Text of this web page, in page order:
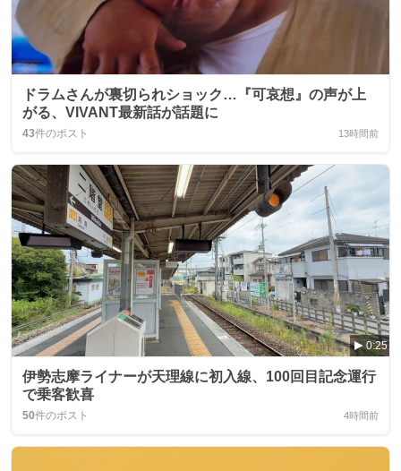
ドラムさんが裏切られショック…『可哀想』の声が上
がる、VIVANT最新話が話題に
43件のポスト 13時間前
0:25
伊勢志摩ライナーが天理線に初入線、100回目記念運行
で乗客歓喜
50件のポスト 4時間前